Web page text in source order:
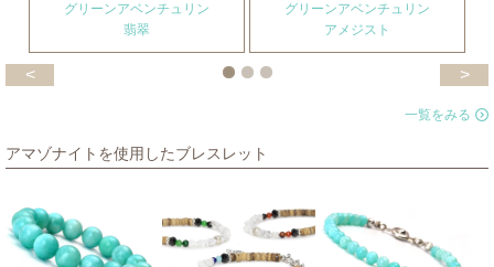
グリーンアベンチュリン
翡翠
グリーンアベンチュリン
アメジスト
< >
一覧をみる
アマゾナイトを使用したブレスレット